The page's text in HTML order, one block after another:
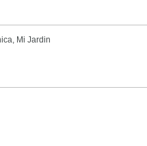
, Mi Jardin